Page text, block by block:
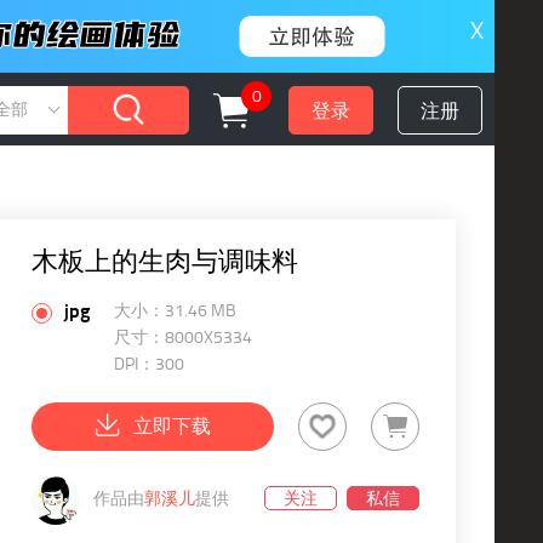
X
部
0
登录 注册
木板上的生肉与调味料
jpg
大小：31.46 MB
尺寸：8000X5334
DPI：300
立即下载
作品由郭溪儿提供 关注 私信